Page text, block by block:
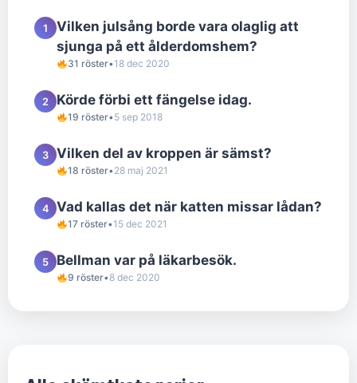
1
Vilken julsång borde vara olaglig att
sjunga på ett ålderdomshem?
31 röster•18 dec 2020
2 Körde förbi ett fängelse idag.
19 röster•5 sep 2018
3 Vilken del av kroppen är sämst?
18 röster•28 maj 2021
4 Vad kallas det när katten missar lådan?
17 röster•15 dec 2021
5 Bellman var på läkarbesök.
9 röster•8 dec 2020